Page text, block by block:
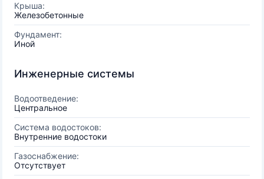
Крыша:
Железобетонные
Фундамент:
Иной
Инженерные системы
Водоотведение:
Центральное
Система водостоков:
Внутренние водостоки
Газоснабжение:
Отсутствует